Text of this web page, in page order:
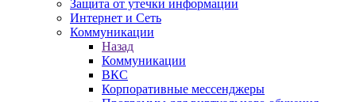
Защита от утечки информации
Интернет и Сеть
Коммуникации
Назад
Коммуникации
ВКС
Корпоративные мессенджеры